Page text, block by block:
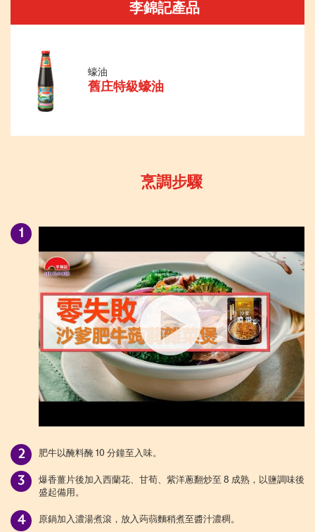
李錦記產品
蠔油
舊庄特級蠔油
烹調步驟
肥牛以醃料醃 10 分鐘至入味。
爆香薑片後加入西蘭花、甘荀、紫洋蔥翻炒至 8 成熟，以鹽調味後
盛起備用。
原鍋加入濃湯煮滾，放入蒟蒻麵稍煮至醬汁濃稠。